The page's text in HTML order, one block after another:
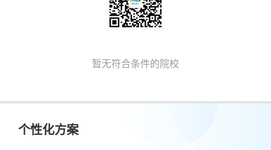
广州
暂无符合条件的院校
个性化方案